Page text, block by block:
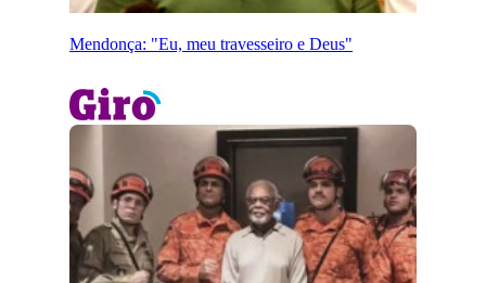
Mendonça: "Eu, meu travesseiro e Deus"